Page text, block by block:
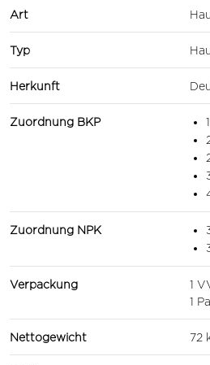
Art
Typ
Herkunft
Zuordnung BKP
Zuordnung NPK
Verpackung
1
1
Nettogewicht 72